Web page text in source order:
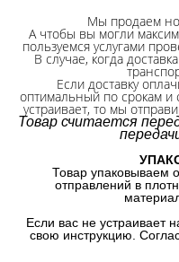
Мы продаем
А чтобы вы могли
пользуемся услугами
В случае, когда
Если доставку
оптимальный по срокам и
устраивает, то мы
Товар считается
Товар упаковываем
отправлений в
Если вас не устраивает
свою инструкцию.